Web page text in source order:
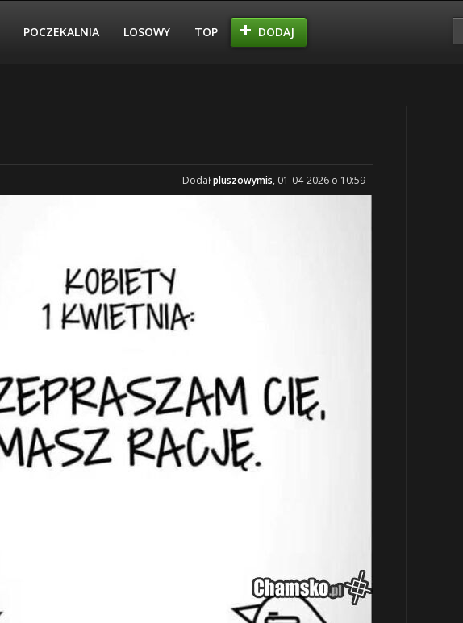
POCZEKALNIA LOSOWY TOP DODAJ
Dodałpluszowymis, 01-04-2026 o 10:59